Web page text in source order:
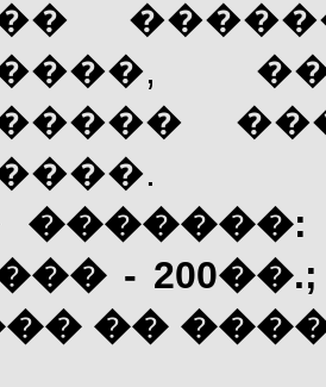
- 200��.;
��